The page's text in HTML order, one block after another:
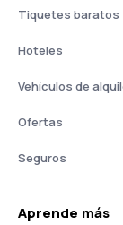
Tiquetes baratos
Hoteles
Vehículos de
Ofertas
Seguros
Aprende más